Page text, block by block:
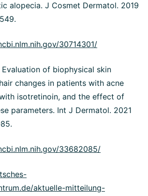
alopecia. J Cosmet Dermatol. 2019
30714301/
Evaluation of biophysical skin
changes in patients with acne
isotretinoin, and the effect of
parameters. Int J Dermatol. 2021
33682085/
aktuelle-mitteilung-